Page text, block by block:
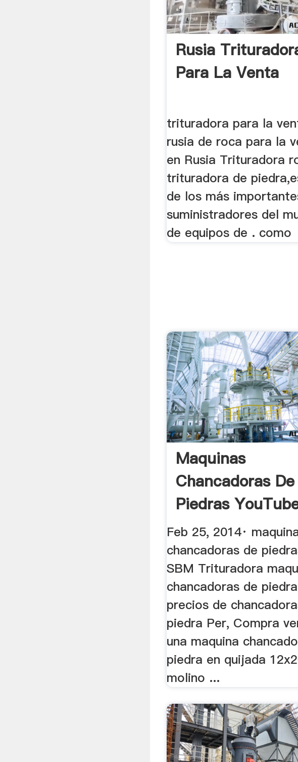
Rusia
Para La Venta
trituradora para la
rusia de roca para la
en Rusia Trituradora
trituradora de
de los más
suministradores del
de equipos de . como
Maquinas
Chancadoras De
Piedras
Feb 25, 2014·
chancadoras de
SBM Trituradora
chancadoras de
precios de
piedra Per, Compra
una maquina
piedra en quijada
molino ...